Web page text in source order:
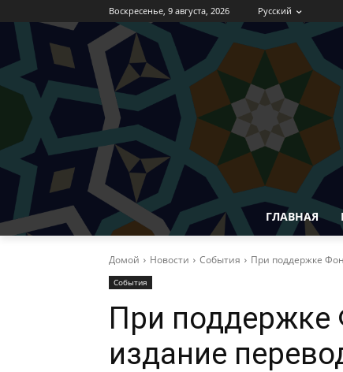
Воскресенье, 9 августа, 2026 Русский
ГЛАВНАЯ
Домой Новости События При поддержке
События
При
издание